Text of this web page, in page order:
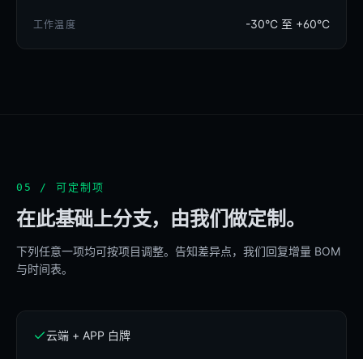
工作温度 -30°C 至 +60°C
05 / 可定制项
在此基础上分支，由我们做定制。
下列任意一项均可按项目调整。告知差异点，我们回复增量 BOM
与时间表。
云端 + APP 白牌